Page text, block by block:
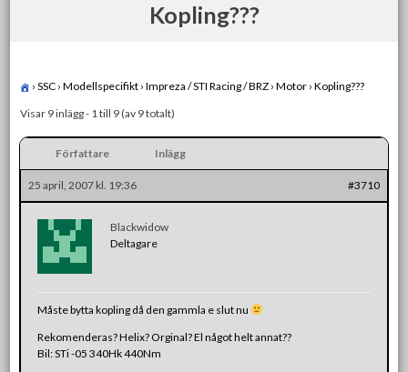
Kopling???
› SSC › Modellspecifikt › Impreza / STI Racing / BRZ › Motor › Kopling???
Visar 9 inlägg - 1 till 9 (av 9 totalt)
Författare Inlägg
25 april, 2007 kl. 19:36 #3710
Blackwidow
Deltagare
Måste bytta kopling då den gammla e slut nu
Rekomenderas? Helix? Orginal? El något helt annat??
Bil: STi -05 340Hk 440Nm